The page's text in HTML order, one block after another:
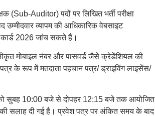
Auditor) पदों पर लिखित भर्ती परीक्षा
व्यापम की आधिकारिक वेबसाइट
2026 जांच सकते हैं।
मोबाइल नंबर और पासवर्ड जैसे क्रेडेंशियल की
के रूप में मतदाता पहचान पत्र/ ड्राइविंग लाइसेंस/
को सुबह 10:00 बजे से दोपहर 12:15 बजे तक आयोजित
की सलाह दी गई है। प्रवेश पत्र पर अंकित समय के बाद